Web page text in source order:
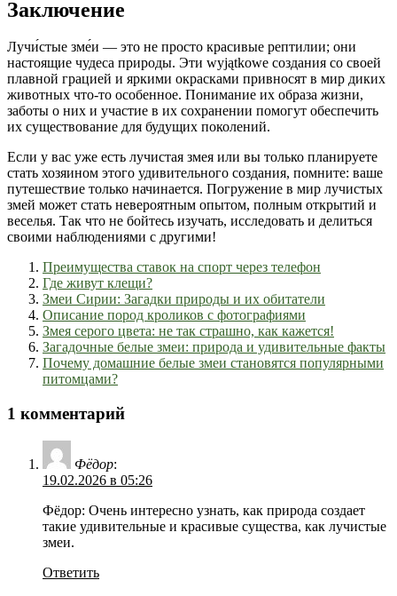
Заключение
Лучи́стые зме́и — это не просто красивые рептилии; они
настоящие чудеса природы. Эти wyjątkowe создания со своей
плавной грацией и яркими окрасками привносят в мир диких
животных что-то особенное. Понимание их образа жизни,
заботы о них и участие в их сохранении помогут обеспечить
их существование для будущих поколений.
Если у вас уже есть лучистая змея или вы только планируете
стать хозяином этого удивительного создания, помните: ваше
путешествие только начинается. Погружение в мир лучистых
змей может стать невероятным опытом, полным открытий и
веселья. Так что не бойтесь изучать, исследовать и делиться
своими наблюдениями с другими!
Преимущества ставок на спорт через телефон
Где живут клещи?
Змеи Сирии: Загадки природы и их обитатели
Описание пород кроликов с фотографиями
Змея серого цвета: не так страшно, как кажется!
Загадочные белые змеи: природа и удивительные факты
Почему домашние белые змеи становятся популярными
питомцами?
1 комментарий
Фёдор:
19.02.2026 в 05:26
Фёдор: Очень интересно узнать, как природа создает
такие удивительные и красивые существа, как лучистые
змеи.
Ответить